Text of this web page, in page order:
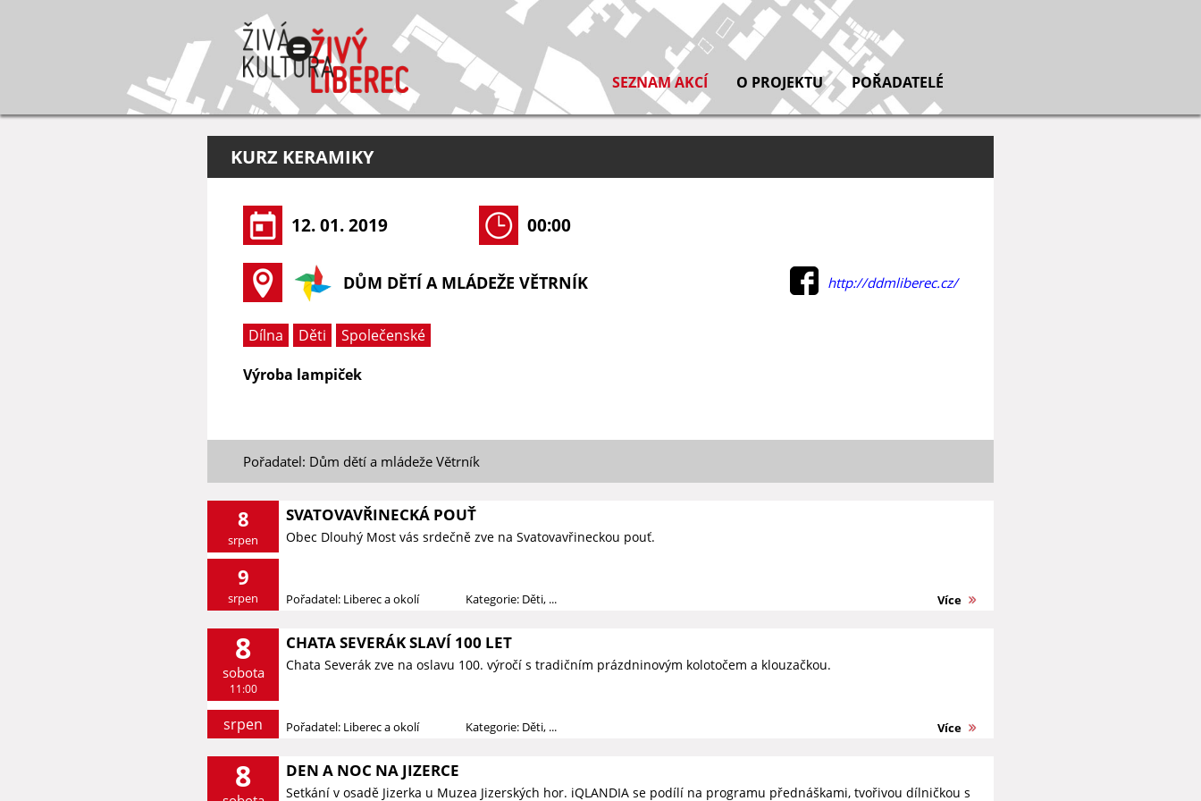
SEZNAM AKCÍ O PROJEKTU POŘADATELÉ
KURZ KERAMIKY
12. 01. 2019 00:00
DŮM DĚTÍ A MLÁDEŽE VĚTRNÍK http://ddmliberec.cz/
Dílna Děti
Společenské
Výroba lampiček
Pořadatel: Dům dětí a mládeže Větrník
8
srpen
9
srpen
SVATOVAVŘINECKÁ POUŤ
Obec Dlouhý Most vás srdečně zve na Svatovavřineckou pouť.
Pořadatel: Liberec a okolí Kategorie: Děti, ... Více
8
sobota
11:00
srpen
CHATA SEVERÁK SLAVÍ 100 LET
Chata Severák zve na oslavu 100. výročí s tradičním prázdninovým kolotočem a klouzačkou.
Pořadatel: Liberec a okolí Kategorie: Děti, ... Více
8 DEN A NOC NA JIZERCE
Setkání v osadě Jizerka u Muzea Jizerských hor. iQLANDIA se podílí na programu přednáškami, tvořivou dílničkou s